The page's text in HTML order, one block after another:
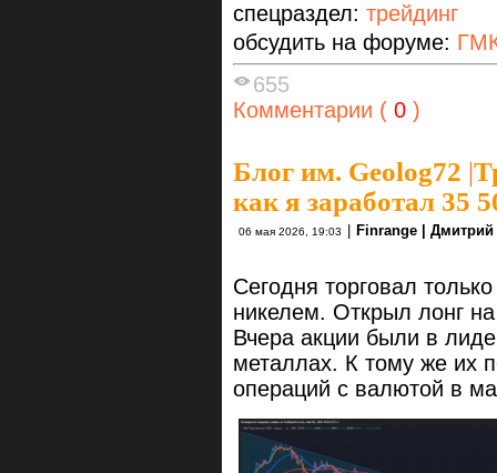
спецраздел: трейдинг
обсудить на форуме:
655
Комментарии ( 0 )
Блог им. Geolog72 |
как я заработал 35
06 мая 2026, 19:03 Finrange |
Сегодня торговал
никелем. Открыл лонг
Вчера акции были в
металлах. К тому же их
операций с валютой в